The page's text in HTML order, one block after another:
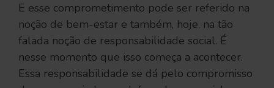
E esse comprometimento pode ser referido na
noção de bem-estar e também, hoje, na tão
falada noção de responsabilidade social. É
nesse momento que isso começa a acontecer.
Essa responsabilidade se dá pelo compromisso